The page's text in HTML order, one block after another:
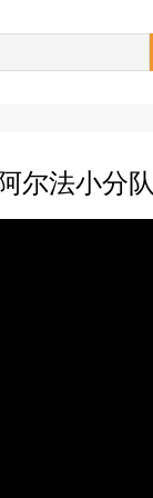
尔法小分队